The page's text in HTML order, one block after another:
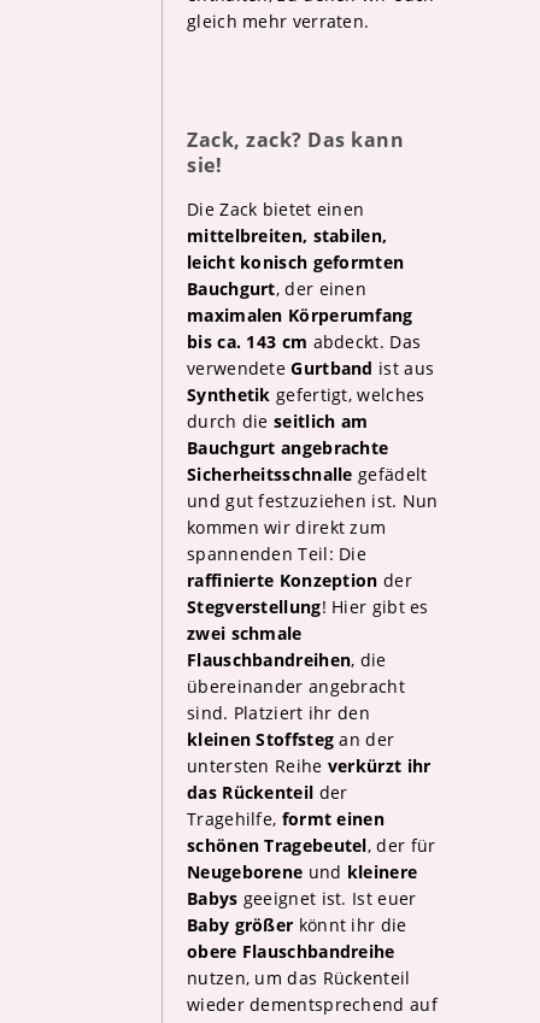
gleich mehr verraten.
Zack, zack? Das kann
sie!
Die Zack bietet einen
mittelbreiten, stabilen,
leicht konisch geformten
Bauchgurt, der einen
maximalen Körperumfang
bis ca. 143 cm abdeckt. Das
verwendeteGurtband ist aus
Synthetik gefertigt, welches
durch die seitlich am
Bauchgurt angebrachte
Sicherheitsschnallegefädelt
und gut festzuziehen ist. Nun
kommen wir direkt zum
spannenden Teil: Die
raffinierte Konzeption der
Stegverstellung! Hier gibt es
zwei schmale
Flauschbandreihen, die
übereinander angebracht
sind. Platziert ihr den
kleinen Stoffsteg an der
untersten Reihe verkürzt ihr
das Rückenteil der
Tragehilfe, formt einen
schönen Tragebeutel, der für
Neugeborene und kleinere
Babys geeignet ist. Ist euer
Baby größer könnt ihr die
obere Flauschbandreihe
nutzen, um das Rückenteil
wieder dementsprechend auf